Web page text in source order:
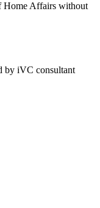
Home Affairs without
by iVC consultant